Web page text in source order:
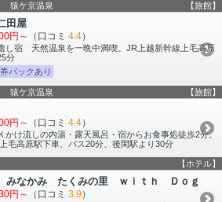
猿ケ京温泉 【旅館】
田屋
円～ （口コミ 4.4）
し宿 天然温泉を一晩中満喫。JR上越新幹線上毛高原
分
パックあり
猿ケ京温泉 【旅館】
円～ （口コミ 4.4）
かけ流しの内湯・露天風呂・宿からお食事処徒歩2分。
毛高原駅下車、バス20分、後閑駅より30分
【ホテル】
みなかみ たくみの里 ｗｉｔｈ Ｄｏｇ
円～ （口コミ 3.9）